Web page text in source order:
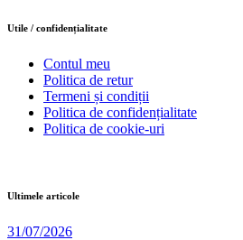
Utile / confidențialitate
Contul meu
Politica de retur
Termeni și condiții
Politica de confidențialitate
Politica de cookie-uri
Ultimele articole
31/07/2026